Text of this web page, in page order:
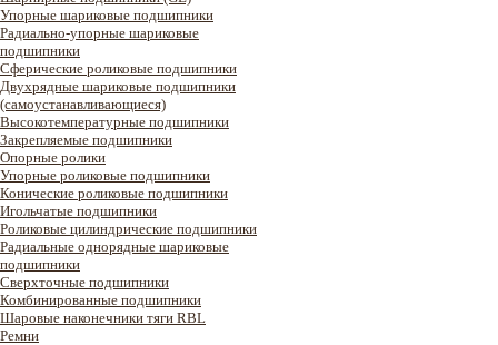
Упорные шариковые подшипники
Радиально-упорные шариковые
подшипники
Сферические роликовые подшипники
Двухрядные шариковые подшипники
(самоустанавливающиеся)
Высокотемпературные подшипники
Закрепляемые подшипники
Опорные ролики
Упорные роликовые подшипники
Конические роликовые подшипники
Игольчатые подшипники
Роликовые цилиндрические подшипники
Радиальные однорядные шариковые
подшипники
Сверхточные подшипники
Комбинированные подшипники
Шаровые наконечники тяги RBL
Ремни